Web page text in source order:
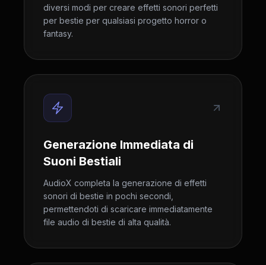
diversi modi per creare effetti sonori perfetti
per bestie per qualsiasi progetto horror o
fantasy.
Generazione Immediata di
Suoni Bestiali
AudioX completa la generazione di effetti
sonori di bestie in pochi secondi,
permettendoti di scaricare immediatamente
file audio di bestie di alta qualità.